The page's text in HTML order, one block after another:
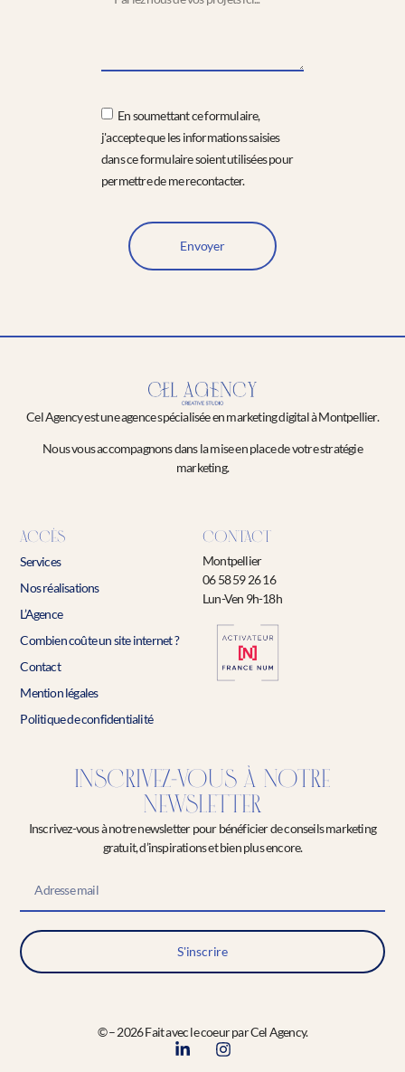
En soumettant ce formulaire,
j'accepte que les informations saisies
dans ce formulaire soient utilisées pour
permettre de me recontacter.
Envoyer
Cel Agency est une agence spécialisée en marketing digital à Montpellier.
Nous vous accompagnons dans la mise en place de votre stratégie
marketing.
ACCÈS
Services
Nos réalisations
L’Agence
Combien coûte un site internet ?
Contact
Mention légales
Politique de confidentialité
CONTACT
Montpellier
06 58 59 26 16
Lun-Ven 9h-18h
INSCRIVEZ-VOUS À NOTRE
NEWSLETTER
Inscrivez-vous à notre newsletter pour bénéficier de conseils marketing
gratuit, d’inspirations et bien plus encore.
S'inscrire
© – 2026 Fait avec le coeur par Cel Agency.